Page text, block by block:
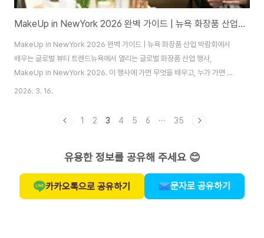
MakeUp in NewYork 2026 완벽 가이드 | 뉴욕 화장품 산업 박람회에서 배우는 글로벌 뷰티 트렌드
MakeUp in NewYork 2026 완벽 가이드 | 뉴욕 화장품 산업 박람회에서
배우는 글로벌 뷰티 트렌드뉴욕에서 열리는 글로벌 화장품 산업 행사,
MakeUp in NewYork 2026. 이 행사에 가면 무엇을 배우고, 누가 가면 좋
을까요?해외 뷰티 전시회를 찾고 계신 분들이 많아서 뉴욕에서 열리는 화장품
랜드, 연구원, 패키징 기업, 원료 회사들이 모이는 진짜 산업 행사에요. 특히 글
“가면 실제로 무엇을 배울 수 있을지?” 완벽정리 했어요.목차MakeUp in
NewYo..
2026. 3. 16.
1 2 3 4 5 6 ··· 35
유용한 정보를 공유해 주세요 😊
카카오톡으로 공유하기 문자로 공유하기